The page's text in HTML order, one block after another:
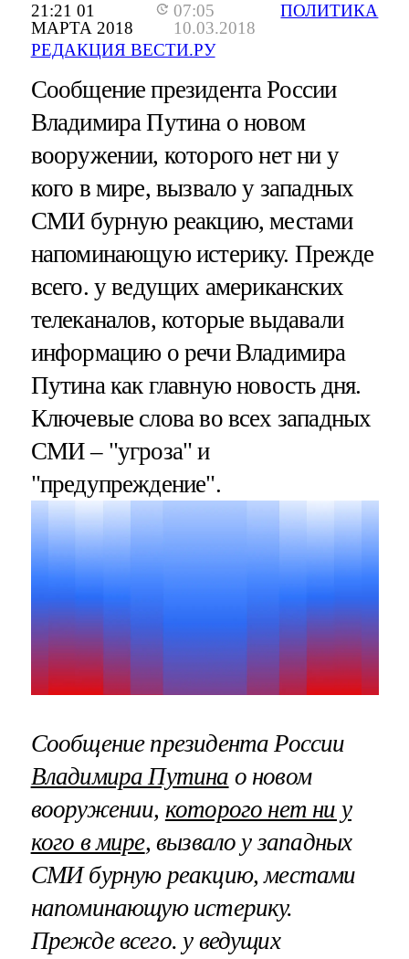
21:21 01
МАРТА 2018
07:05
10.03.2018
РЕДАКЦИЯ ВЕСТИ.РУ
ПОЛИТИКА
Сообщение президента России
Владимира Путина о новом
вооружении, которого нет ни у
кого в мире, вызвало у западных
СМИ бурную реакцию, местами
напоминающую истерику. Прежде
всего. у ведущих американских
телеканалов, которые выдавали
информацию о речи Владимира
Путина как главную новость дня.
Ключевые слова во всех западных
СМИ – "угроза" и
"предупреждение".
Сообщение президента России
Владимира Путина о новом
вооружении, которого нет ни у
кого в мире, вызвало у западных
СМИ бурную реакцию, местами
напоминающую истерику.
Прежде всего. у ведущих